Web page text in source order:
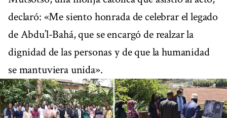
declaró: «Me siento honrada de celebrar el legado
de Abdu’l-Bahá, que se encargó de realzar la
dignidad de las personas y de que la humanidad
se mantuviera unida».